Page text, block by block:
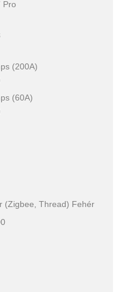
Pro
(200A)
(60A)
(Zigbee, Thread) Fehér